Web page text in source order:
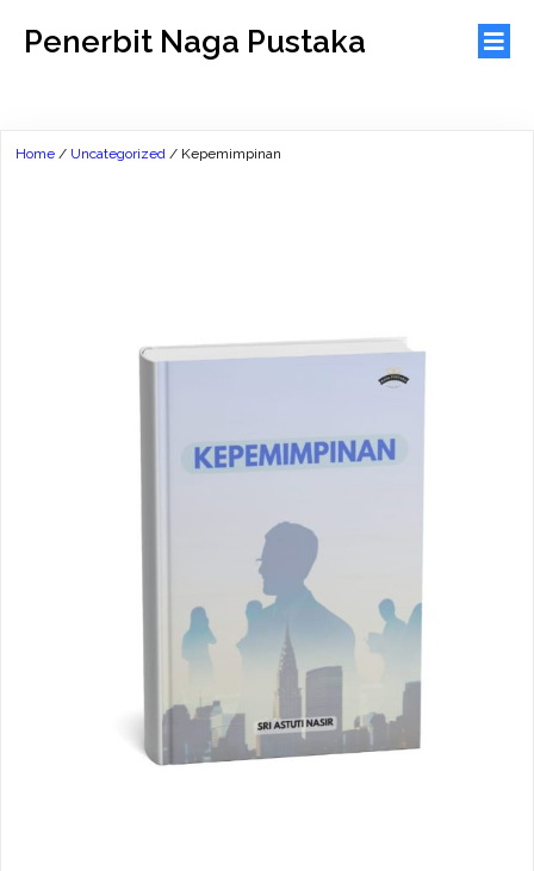
Penerbit Naga Pustaka
Home / Uncategorized / Kepemimpinan